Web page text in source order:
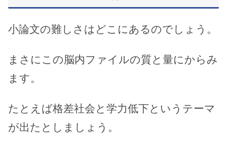
小論文の難しさはどこにあるのでしょう。
まさにこの脳内ファイルの質と量にからみ
ます。
たとえば格差社会と学力低下というテーマ
が出たとしましょう。